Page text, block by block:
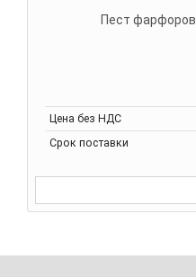
Пест
Цена без НДС
Срок поставки